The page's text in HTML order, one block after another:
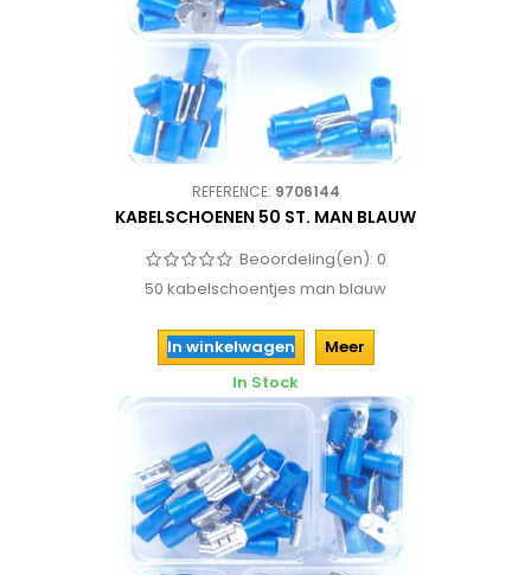
REFERENCE: 9706144
KABELSCHOENEN 50 ST. MAN BLAUW
Beoordeling(en): 0
50 kabelschoentjes man blauw
In winkelwagen
Meer
In Stock